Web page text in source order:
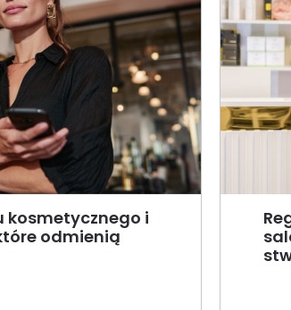
kosmetycznego i
odmienią